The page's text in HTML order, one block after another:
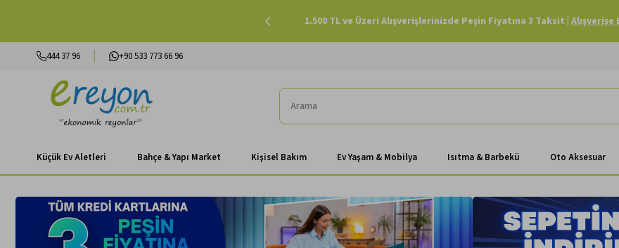
Havale Ödemenizde Sepette Ekstra %3 İndirim |Alışverişe Başla
444 37 96 +90 533 773 66 96
Küçük Ev Aletleri Bahçe & Yapı Market Kişisel Bakım Ev Yaşam & Mobilya Isıtma & Barbekü Oto Aksesuar